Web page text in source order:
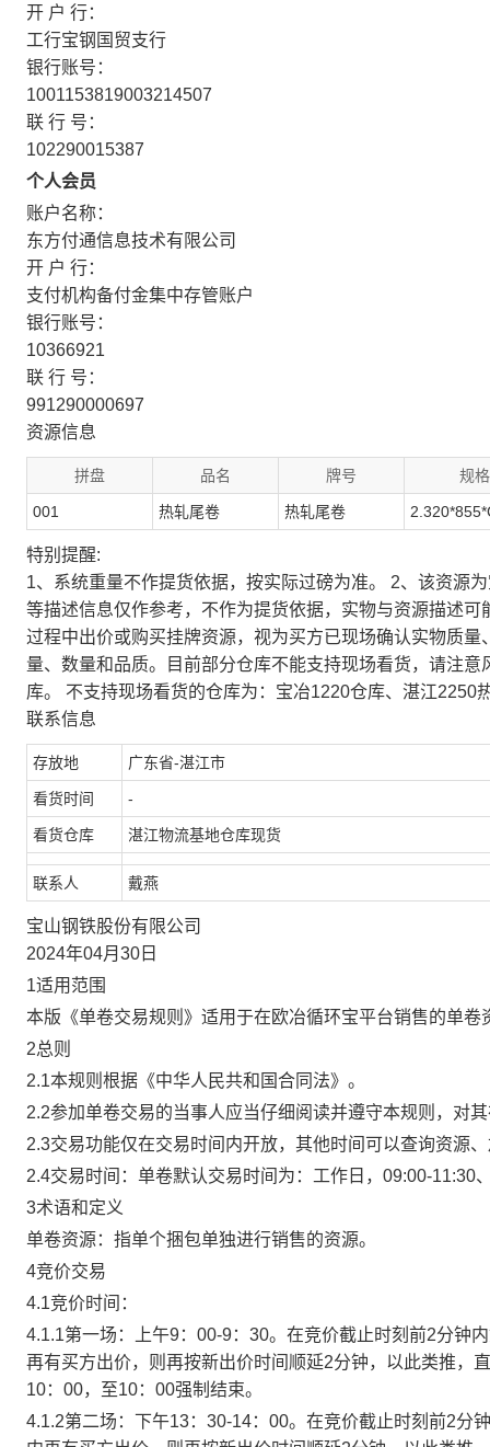
开 户 行：
工行宝钢国贸支行
银行账号：
1001153819003214507
联 行 号：
102290015387
个人会员
账户名称：
东方付通信息技术有限公司
开 户 行：
支付机构备付金集中存管账户
银行账号：
10366921
联 行 号：
991290000697
资源信息
拼盘 品名 牌号 规格
001 热轧尾卷 热轧尾卷
特别提醒:
1、系统重量不作提货依据，按实际过磅为准。 2、该资源
等描述信息仅作参考，不作为提货依据，实物与资源描述
过程中出价或购买挂牌资源，视为买方已现场确认实物质
量、数量和品质。目前部分仓库不能支持现场看货，请注
库。 不支持现场看货的仓库为：宝冶1220仓库、湛江2250
联系信息
存放地 广东省-湛江市
看货时间 -
看货仓库 湛江物流基地仓库现货
联系人 戴燕
宝山钢铁股份有限公司
2024年04月30日
1适用范围
本版《单卷交易规则》适用于在欧冶循环宝平台销售的单卷
2总则
2.1本规则根据《中华人民共和国合同法》。
2.2参加单卷交易的当事人应当仔细阅读并遵守本规则，对
2.3交易功能仅在交易时间内开放，其他时间可以查询资源
2.4交易时间：单卷默认交易时间为：工作日，09:00-11:30
3术语和定义
单卷资源：指单个捆包单独进行销售的资源。
4竞价交易
4.1竞价时间：
4.1.1第一场：上午9：00-9：30。在竞价截止时刻前2分钟
再有买方出价，则再按新出价时间顺延2分钟，以此类推，
10：00，至10：00强制结束。
4.1.2第二场：下午13：30-14：00。在竞价截止时刻前2分